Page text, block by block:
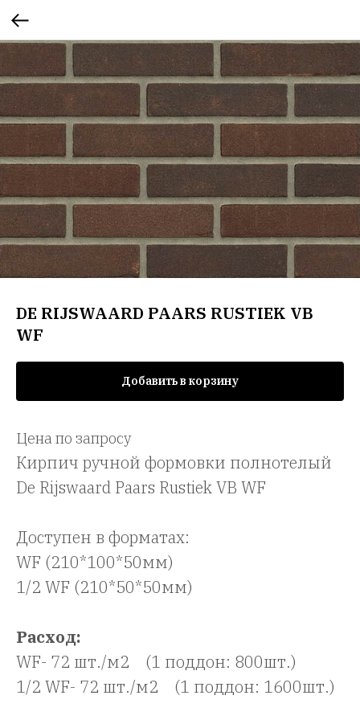
DE RIJSWAARD PAARS RUSTIEK VB
WF
Добавить в корзину
Цена по запросу
Кирпич ручной формовки полнотелый
De Rijswaard Paars Rustiek VB WF
Доступен в форматах:
WF (210*100*50мм)
1/2 WF (210*50*50мм)
Расход:
WF- 72 шт./м2 (1 поддон: 800шт.)
1/2 WF- 72 шт./м2 (1 поддон: 1600шт.)